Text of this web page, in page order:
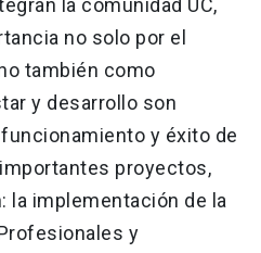
la comunidad UC,
no solo por el
también como
y desarrollo son
y éxito de
proyectos,
la implementación de la
y